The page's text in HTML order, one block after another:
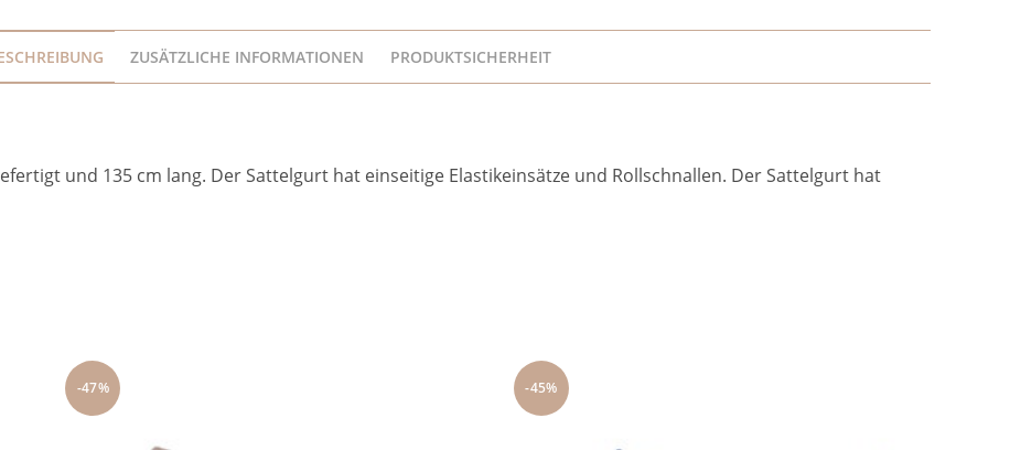
ZUSÄTZLICHE INFORMATIONEN PRODUKTSICHERHEIT
und 135 cm lang. Der Sattelgurt hat einseitige Elastikeinsätze und Rollschnallen. Der Sattelgurt hat
-47% -45%